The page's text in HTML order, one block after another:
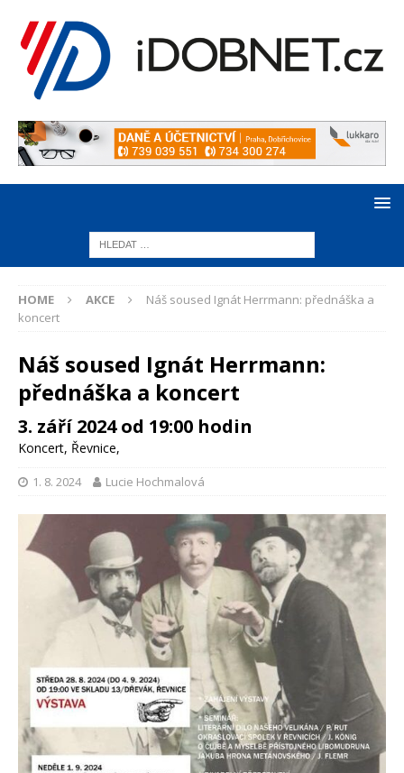
HOME AKCE
Náš soused Ignát Herrmann: přednáška a
koncert
Náš soused Ignát Herrmann:
přednáška a koncert
3. září 2024 od 19:00 hodin
Koncert, Řevnice,
1. 8. 2024 Lucie Hochmalová